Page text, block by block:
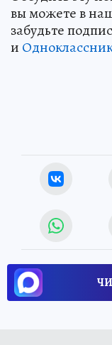
вы можете в
забудьте
и